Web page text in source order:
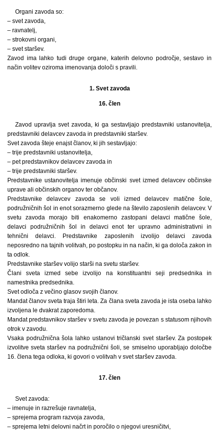
Organi zavoda so:
– svet zavoda,
– ravnatelj,
– strokovni organi,
– svet staršev.
Zavod ima lahko tudi druge organe, katerih delovno področje, sestavo in
način volitev oziroma imenovanja določi s pravili.
1. Svet zavoda
16. člen
Zavod upravlja svet zavoda, ki ga sestavljajo predstavniki ustanovitelja,
predstavniki delavcev zavoda in predstavniki staršev.
Svet zavoda šteje enajst članov, ki jih sestavljajo:
– trije predstavniki ustanovitelja,
– pet predstavnikov delavcev zavoda in
– trije predstavniki staršev.
Predstavnike ustanovitelja imenuje občinski svet izmed delavcev občinske
uprave ali občinskih organov ter občanov.
Predstavnike delavcev zavoda se voli izmed delavcev matične šole,
podružničnih šol in enot sorazmerno glede na število zaposlenih delavcev. V
svetu zavoda morajo biti enakomerno zastopani delavci matične šole,
delavci podružničnih šol in delavci enot ter upravno administrativni in
tehnični delavci. Predstavnike zaposlenih izvolijo delavci zavoda
neposredno na tajnih volitvah, po postopku in na način, ki ga določa zakon in
ta odlok.
Predstavnike staršev volijo starši na svetu staršev.
Člani sveta izmed sebe izvolijo na konstituantni seji predsednika in
namestnika predsednika.
Svet odloča z večino glasov svojih članov.
Mandat članov sveta traja štiri leta. Za člana sveta zavoda je ista oseba lahko
izvoljena le dvakrat zaporedoma.
Mandat predstavnikov staršev v svetu zavoda je povezan s statusom njihovih
otrok v zavodu.
Vsaka podružnična šola lahko ustanovi tričlanski svet staršev. Za postopek
izvolitve sveta staršev na podružnični šoli, se smiselno uporabljajo določbe
16. člena tega odloka, ki govori o volitvah v svet staršev zavoda.
17. člen
Svet zavoda:
– imenuje in razrešuje ravnatelja,
– sprejema program razvoja zavoda,
– sprejema letni delovni načrt in poročilo o njegovi uresničitvi,